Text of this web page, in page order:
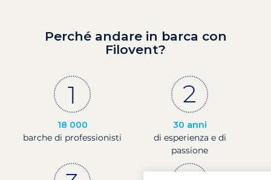
Perché andare in barca con
Filovent?
18 000
barche di professionisti
30 anni
di esperienza e di
passione